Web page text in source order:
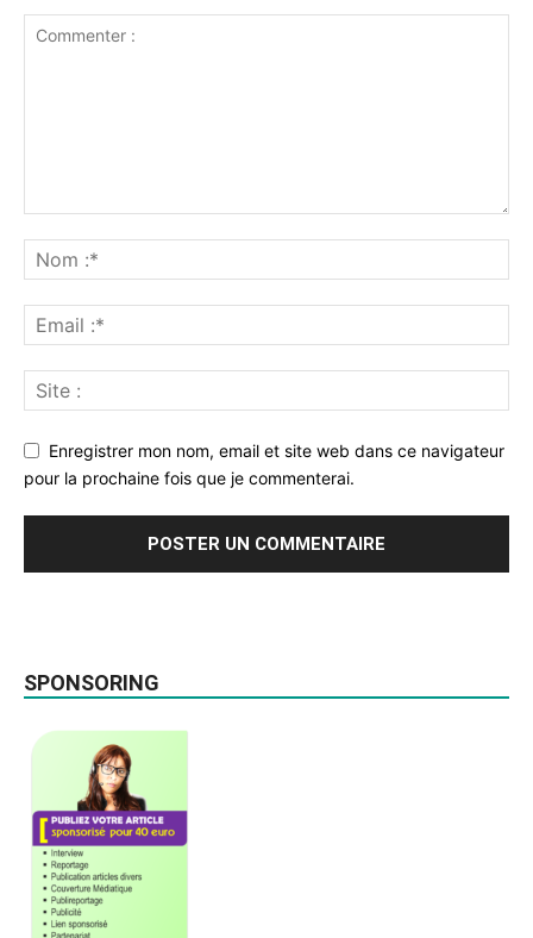
Enregistrer mon nom, email et site web dans ce navigateur
pour la prochaine fois que je commenterai.
SPONSORING